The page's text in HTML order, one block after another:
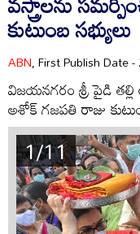
కుటుంబ సభ్యులు
ABN, First Publish Date
విజయనగరం శ్రీ పైడి తల్లి
అశోక్ గజపతి రాజు
1/11